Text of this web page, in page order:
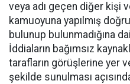
veya adı geçen diğer kişi
kamuoyuna yapılmış
bulunup bulunmadığına
İddiaların bağımsız
tarafların görüşlerine yer
şekilde sunulması